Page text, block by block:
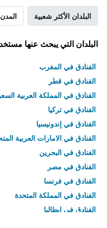
البلدان الأكثر شعبية
البلدان التي يبحث عنها
الفنادق في المغرب
الفنادق في قطر
الفنادق في المملكة العربية
الفنادق في تركيا
الفنادق في إندونيسيا
الفنادق في الامارات العربية
الفنادق في البحرين
الفنادق في مصر
الفنادق في فرنسا
الفنادق في المملكة المتحدة
الفنادق في إيطاليا